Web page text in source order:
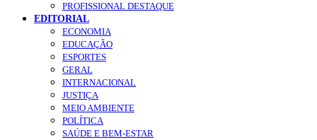
PROFISSIONAL DESTAQUE
EDITORIAL
ECONOMIA
EDUCAÇÃO
ESPORTES
GERAL
INTERNACIONAL
JUSTIÇA
MEIO AMBIENTE
POLÍTICA
SAÚDE E BEM-ESTAR